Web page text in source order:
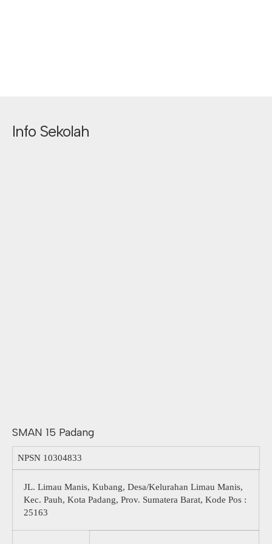
Info Sekolah
SMAN 15 Padang
NPSN 10304833
JL. Limau Manis, Kubang, Desa/Kelurahan Limau Manis,
Kec. Pauh, Kota Padang, Prov. Sumatera Barat, Kode Pos :
25163